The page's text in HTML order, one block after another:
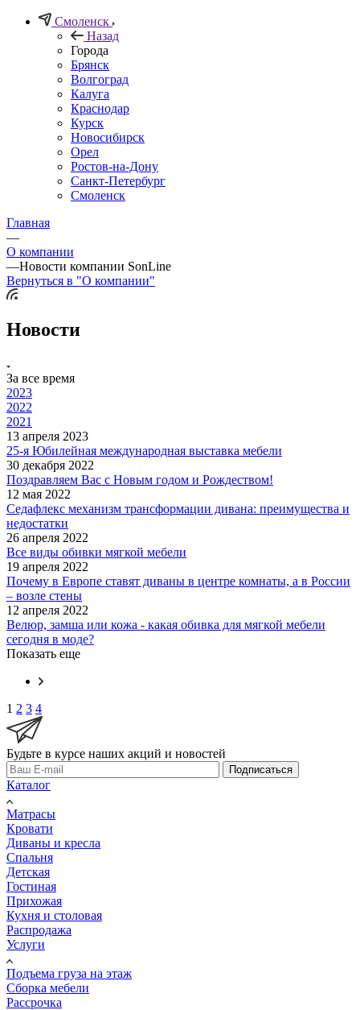
Смоленск
Назад
Города
Брянск
Волгоград
Калуга
Краснодар
Курск
Новосибирск
Орел
Ростов-на-Дону
Санкт-Петербург
Смоленск
Главная
—
О компании
—Новости компании SonLine
Вернуться в "О компании"
Новости
За все время
2023
2022
2021
13 апреля 2023
25-я Юбилейная международная выставка мебели
30 декабря 2022
Поздравляем Вас с Новым годом и Рождеством!
12 мая 2022
Седафлекс механизм трансформации дивана: преимущества и
недостатки
26 апреля 2022
Все виды обивки мягкой мебели
19 апреля 2022
Почему в Европе ставят диваны в центре комнаты, а в России
– возле стены
12 апреля 2022
Велюр, замша или кожа - какая обивка для мягкой мебели
сегодня в моде?
Показать еще
1 2 3 4
Будьте в курсе наших акций и новостей
Подписаться
Каталог
Матрасы
Кровати
Диваны и кресла
Спальня
Детская
Гостиная
Прихожая
Кухня и столовая
Распродажа
Услуги
Подъема груза на этаж
Сборка мебели
Рассрочка